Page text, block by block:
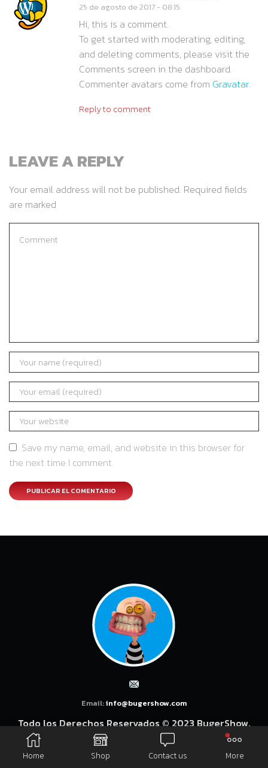
25 de agosto de 2017 - 08:15
Hi, this is a comment.
To get started with moderating, editing,
and deleting comments, please visit the
Comments screen in the dashboard.
Commenter avatars come from Gravatar.
Reply to comment
LEAVE A REPLY
Your email address will not be published. Required fields
are marked
Save my name, email, and website in this browser for
the next time I comment.
Email:info@bugershow.com
Todo los Derechos Reservados © 2023 BugerShow.
Home Shop Contact us More